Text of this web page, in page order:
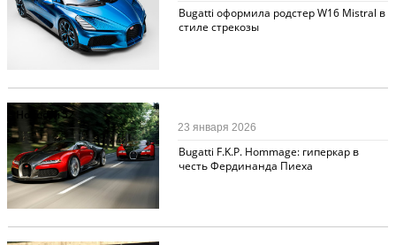
Bugatti оформила родстер W16 Mistral в
стиле стрекозы
Новости52
Bugatti F.K.P. Hommage: гиперкар в
честь Фердинанда Пиеха
23 января 2026